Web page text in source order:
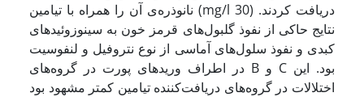
نانوذره‌ی آن را همراه با تیامین (mg/l 30) دریافت کردند.
نتایج حاکی از نفوذ گلبول‌های قرمز خون به سینوزوئیدهای
کبدی و نفوذ سلول‌های آماسی از نوع نتروفیل و لنفوسیت
در اطراف وریدهای پورت در گروه‌های B و C بود. این
اختلالات در گروه‌های دریافت‌کننده تیامین کمتر مشهود بود